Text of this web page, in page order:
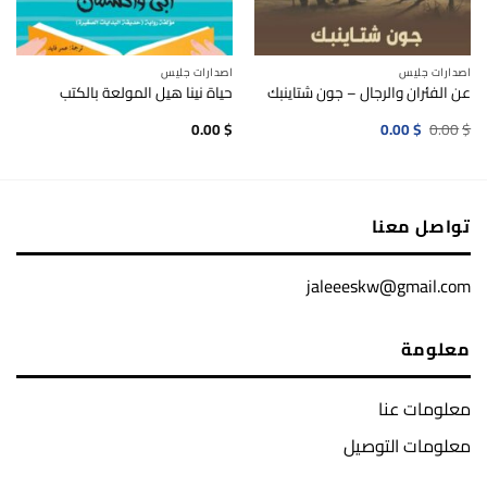
اصدارات جليس
عن الفئران والرجال – جون شتاينبك
0.00$ السعر
الأصلي
0.00$ السعر
الحالي
اصدارات جليس
حياة نينا هيل المولعة بالكتب
0.00$
تواصل معنا
jaleeeskw@gmail.com
معلومة
معلومات عنا
معلومات التوصيل